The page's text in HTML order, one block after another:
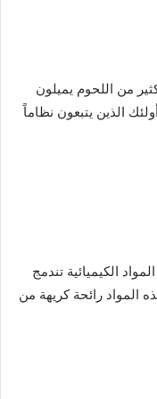
من اللحوم يميلون
الذين يتبعون نظاماً
الكيميائية تندمج
المواد رائحة كريهة من